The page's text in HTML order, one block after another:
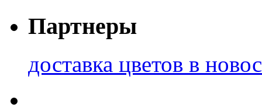
Партнеры
доставка цветов в